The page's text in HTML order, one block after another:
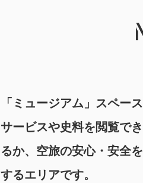
「ミュージアム」スペー
サービスや史料を閲覧で
るか、空旅の安心・安全
するエリアです。